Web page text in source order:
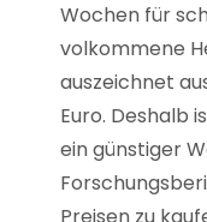
Wochen für
volkommene
auszeichnet
Euro. Deshalb
ein günstiger